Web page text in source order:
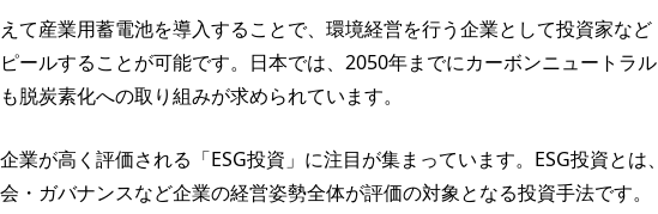
て産業用蓄電池を導入することで、環境経営を行う企業として投資家など
ールすることが可能です。日本では、2050年までにカーボンニュートラル
脱炭素化への取り組みが求められています。
業が高く評価される「ESG投資」に注目が集まっています。ESG投資とは、
・ガバナンスなど企業の経営姿勢全体が評価の対象となる投資手法です。